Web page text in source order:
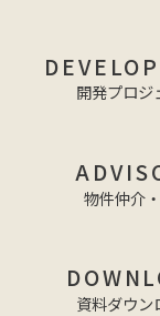
開発プロジ
物件仲介
資料ダウン